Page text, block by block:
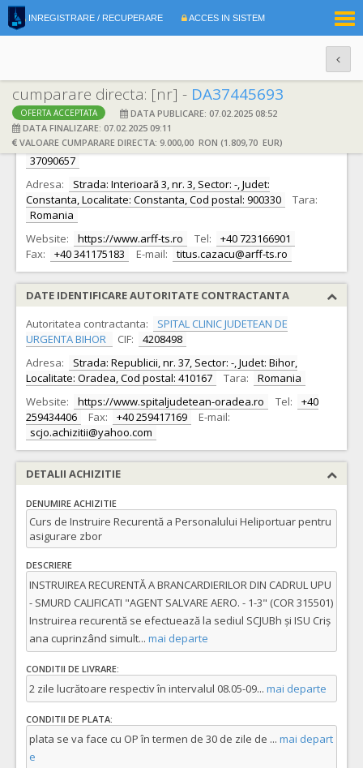
INREGISTRARE / RECUPERARE ACCES IN SISTEM
cumparare directa: [nr] - DA37445693
OFERTA ACCEPTATA
DATA PUBLICARE: 07.02.2025 08:52
DATA FINALIZARE: 07.02.2025 09:11
VALOARE CUMPARARE DIRECTA: 9.000,00 RON (1.809,70 EUR)
DATE IDENTIFICARE OFERTANT
Ofertant: S.C. ARFF TRAINING SERVICES S.R.L.
CIF:
37090657
Adresa:
Strada: Interioară 3, nr. 3, Sector: -, Judet:
Constanta, Localitate: Constanta, Cod postal: 900330
Tara:
Romania
Website:
https://www.arff-ts.ro Tel:
+40 723166901
Fax:
+40 341175183 E-mail: titus.cazacu@arff-ts.ro
DATE IDENTIFICARE AUTORITATE CONTRACTANTA
Autoritatea contractanta:
SPITAL CLINIC JUDETEAN DE
URGENTA BIHOR
CIF:
4208498
Adresa:
Strada: Republicii, nr. 37, Sector: -, Judet: Bihor,
Localitate: Oradea, Cod postal: 410167
Tara:
Romania
Website:
https://www.spitaljudetean-oradea.ro Tel:
+40
259434406
Fax: +40 259417169
E-mail:
scjo.achizitii@yahoo.com
DETALII ACHIZITIE
DENUMIRE ACHIZITIE
Curs de Instruire Recurentă a Personalului Heliportuar pentru
asigurare zbor
DESCRIERE
INSTRUIREA RECURENTĂ A BRANCARDIERILOR DIN CADRUL UPU
- SMURD CALIFICATI "AGENT SALVARE AERO. - 1-3" (COR 315501)
Instruirea recurentă se efectuează la sediul SCJUBh și ISU Criș
ana cuprinzând simult... mai departe
CONDITII DE LIVRARE:
2 zile lucrătoare respectiv în intervalul 08.05-09... mai departe
CONDITII DE PLATA:
plata se va face cu OP în termen de 30 de zile de ... mai depart
e